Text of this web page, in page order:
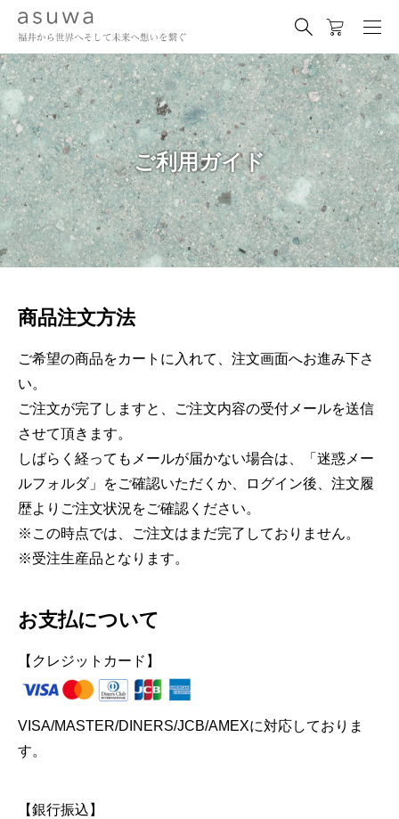
ご利用ガイド
商品注文方法
ご希望の商品をカートに入れて、注文画面へお進み下さ
い。
ご注文が完了しますと、ご注文内容の受付メールを送信
させて頂きます。
しばらく経ってもメールが届かない場合は、「迷惑メー
ルフォルダ」をご確認いただくか、ログイン後、注文履
歴よりご注文状況をご確認ください。
※この時点では、ご注文はまだ完了しておりません。
※受注生産品となります。
お支払について
【クレジットカード】
VISA/MASTER/DINERS/JCB/AMEXに対応しておりま
す。
【銀行振込】